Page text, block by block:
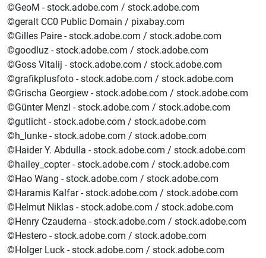
©GeoM - stock.adobe.com / stock.adobe.com
©geralt CC0 Public Domain / pixabay.com
©Gilles Paire - stock.adobe.com / stock.adobe.com
©goodluz - stock.adobe.com / stock.adobe.com
©Goss Vitalij - stock.adobe.com / stock.adobe.com
©grafikplusfoto - stock.adobe.com / stock.adobe.com
©Grischa Georgiew - stock.adobe.com / stock.adobe.com
©Günter Menzl - stock.adobe.com / stock.adobe.com
©gutlicht - stock.adobe.com / stock.adobe.com
©h_lunke - stock.adobe.com / stock.adobe.com
©Haider Y. Abdulla - stock.adobe.com / stock.adobe.com
©hailey_copter - stock.adobe.com / stock.adobe.com
©Hao Wang - stock.adobe.com / stock.adobe.com
©Haramis Kalfar - stock.adobe.com / stock.adobe.com
©Helmut Niklas - stock.adobe.com / stock.adobe.com
©Henry Czauderna - stock.adobe.com / stock.adobe.com
©Hestero - stock.adobe.com / stock.adobe.com
©Holger Luck - stock.adobe.com / stock.adobe.com